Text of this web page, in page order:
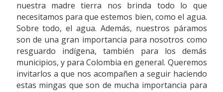
nuestra madre tierra nos brinda todo lo que
necesitamos para que estemos bien, como el agua.
Sobre todo, el agua. Además, nuestros páramos
son de una gran importancia para nosotros como
resguardo indígena, también para los demás
municipios, y para Colombia en general. Queremos
invitarlos a que nos acompañen a seguir haciendo
estas mingas que son de mucha importancia para